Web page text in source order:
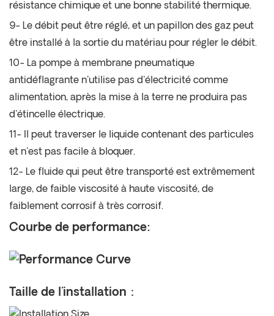
résistance chimique et une bonne stabilité thermique.
9- Le débit peut être réglé, et un papillon des gaz peut
être installé à la sortie du matériau pour régler le débit.
10- La pompe à membrane pneumatique
antidéflagrante n'utilise pas d'électricité comme
alimentation, après la mise à la terre ne produira pas
d'étincelle électrique.
11- Il peut traverser le liquide contenant des particules
et n'est pas facile à bloquer.
12- Le fluide qui peut être transporté est extrêmement
large, de faible viscosité à haute viscosité, de
faiblement corrosif à très corrosif.
Courbe de performance:
Taille de l'installation：